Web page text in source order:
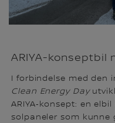
ARIYA-konseptbil
I forbindelse med den
Clean Energy Day
ARIYA‑konsept: en
solpaneler som kunne